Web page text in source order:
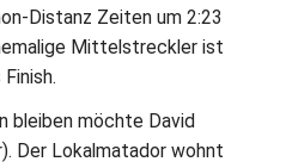
Distanz Zeiten um 2:23
Mittelstreckler ist
bleiben möchte David
Der Lokalmatador wohnt